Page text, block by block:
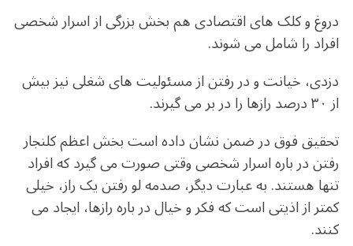
دروغ و کلک های اقتصادی هم بخش بزرگی از اسرار شخصی
افراد را شامل می شوند.
دزدی، خیانت و در رفتن از مسئولیت های شغلی نیز بیش
از ۳۰ درصد رازها را در بر می گیرند.
تحقیق فوق در ضمن نشان داده است بخش اعظم کلنجار
رفتن در باره اسرار شخصی وقتی صورت می گیرد که افراد
تنها هستند. به عبارت دیگر، صدمه لو رفتن یک راز، خیلی
کمتر از اذیتی است که فکر و خیال در باره رازها، ایجاد می
کنند.